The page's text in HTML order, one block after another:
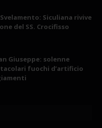
Siculiana rivive
del SS. Crocifisso
Giuseppe: solenne
fuochi d’artificio